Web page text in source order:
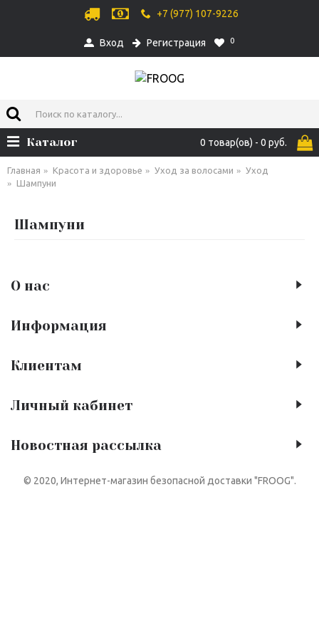
+7 (977) 107-9226
Вход Регистрация 0
0 товар(ов) - 0 руб.
Каталог
Главная Красота и здоровье Уход за волосами
Уход
Шампуни
Шампуни
О нас
Информация
Клиентам
Личный кабинет
Новостная рассылка
© 2020, Интернет-магазин безопасной доставки "FROOG".